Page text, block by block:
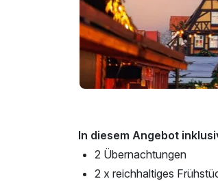
In diesem Angebot
2 Übernachtungen
2 x reichhaltiges